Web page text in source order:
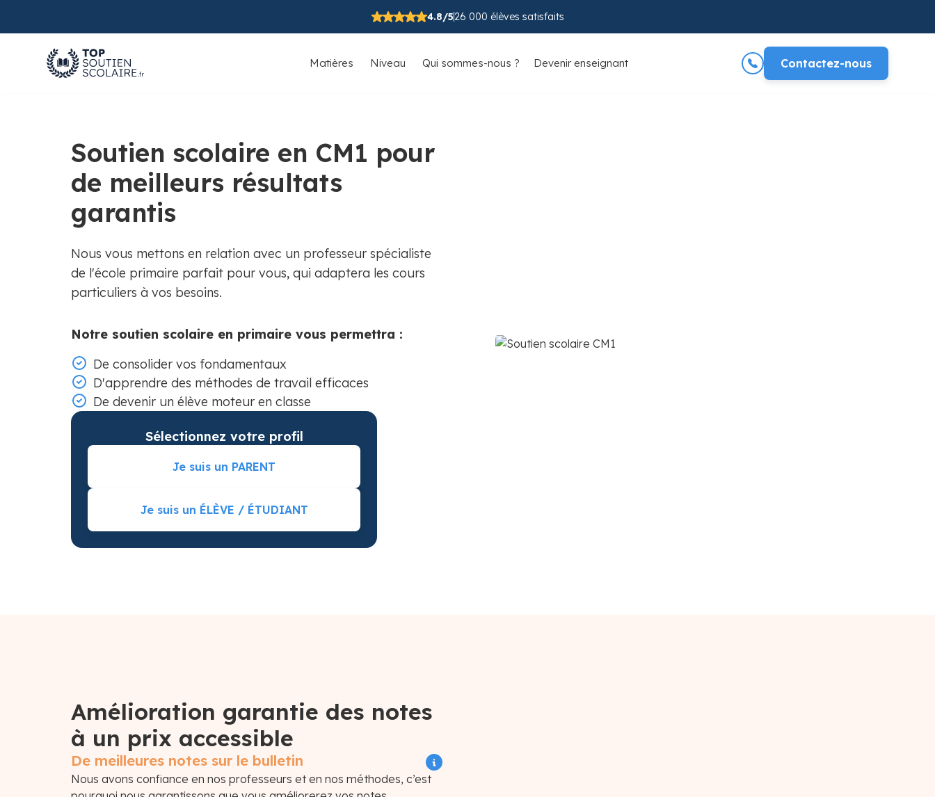
4.8/526 000 élèves satisfaits
Matières Niveau Qui sommes-nous ? Devenir enseignant Contactez-nous
Soutien scolaire en CM1 pour
de meilleurs résultats
garantis
Nous vous mettons en relation avec un professeur spécialiste
de l'école primaire parfait pour vous, qui adaptera les cours
particuliers à vos besoins.
Notre soutien scolaire en primaire vous permettra :
De consolider vos fondamentaux
D'apprendre des méthodes de travail efficaces
De devenir un élève moteur en classe
Sélectionnez votre profil
Je suis un PARENT
Je suis un ÉLÈVE / ÉTUDIANT
Amélioration garantie des notes
à un prix accessible
De meilleures notes sur le bulletin
Nous avons confiance en nos professeurs et en nos méthodes, c’est